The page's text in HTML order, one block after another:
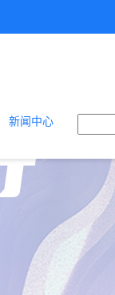
新闻中心